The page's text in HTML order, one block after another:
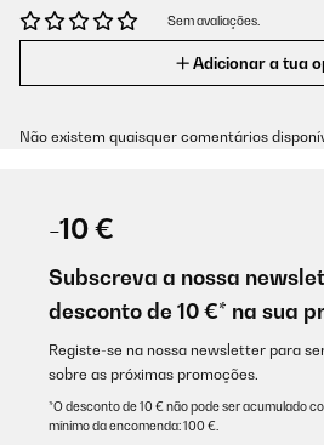
Sem avaliações.
Adicionar a tua
Não existem quaisquer comentários
-10 €
Subscreva a nossa
desconto de 10 €* na sua
Registe-se na nossa newsletter para
sobre as próximas promoções.
*O desconto de 10 € não pode ser acumulado
mínimo da encomenda: 100 €.